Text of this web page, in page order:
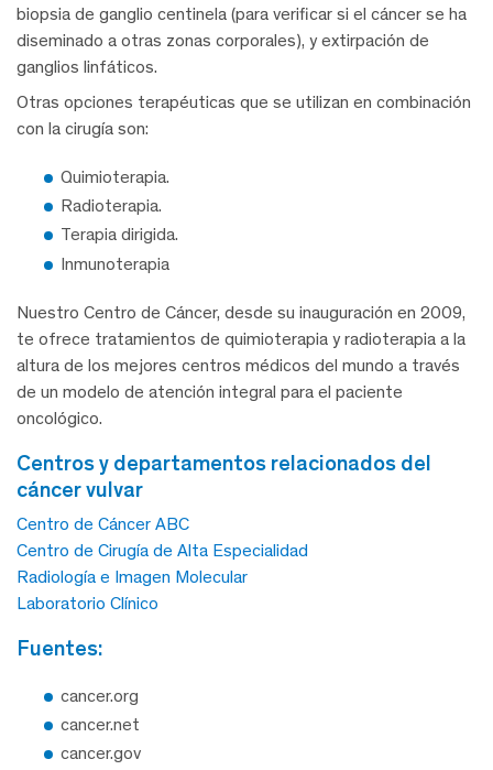
biopsia de ganglio centinela (para verificar si el cáncer se ha
diseminado a otras zonas corporales), y extirpación de
ganglios linfáticos.
Otras opciones terapéuticas que se utilizan en combinación
con la cirugía son:
Quimioterapia.
Radioterapia.
Terapia dirigida.
Inmunoterapia
Nuestro Centro de Cáncer, desde su inauguración en 2009,
te ofrece tratamientos de quimioterapia y radioterapia a la
altura de los mejores centros médicos del mundo a través
de un modelo de atención integral para el paciente
oncológico.
centros y departamentos relacionados del
cáncer vulvar
Centro de Cáncer ABC
Centro de Cirugía de Alta Especialidad
Radiología e Imagen Molecular
Laboratorio Clínico
fuentes:
cancer.org
cancer.net
cancer.gov